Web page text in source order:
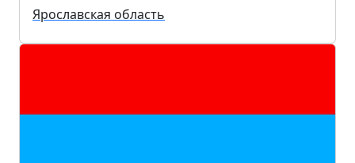
Ярославская область